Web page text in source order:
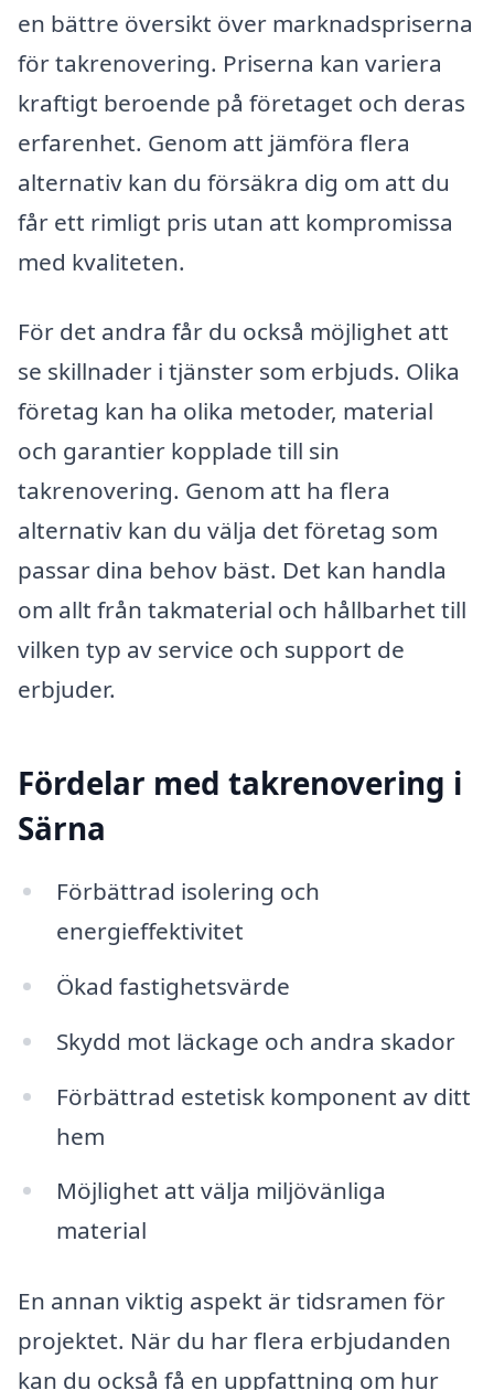
en bättre översikt över marknadspriserna
för takrenovering. Priserna kan variera
kraftigt beroende på företaget och deras
erfarenhet. Genom att jämföra flera
alternativ kan du försäkra dig om att du
får ett rimligt pris utan att kompromissa
med kvaliteten.
För det andra får du också möjlighet att
se skillnader i tjänster som erbjuds. Olika
företag kan ha olika metoder, material
och garantier kopplade till sin
takrenovering. Genom att ha flera
alternativ kan du välja det företag som
passar dina behov bäst. Det kan handla
om allt från takmaterial och hållbarhet till
vilken typ av service och support de
erbjuder.
Fördelar med takrenovering i
Särna
Förbättrad isolering och
energieffektivitet
Ökad fastighetsvärde
Skydd mot läckage och andra skador
Förbättrad estetisk komponent av ditt
hem
Möjlighet att välja miljövänliga
material
En annan viktig aspekt är tidsramen för
projektet. När du har flera erbjudanden
kan du också få en uppfattning om hur